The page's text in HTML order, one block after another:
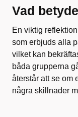
Vad
En viktig
som erbjuds alla
vilket kan
båda grupperna
återstår att se om
några skillnader